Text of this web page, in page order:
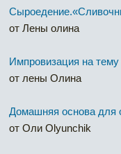
от Лены олина
Импровизация на тему
от лены Олина
Домашняя основа для
от Оли Olyunchik